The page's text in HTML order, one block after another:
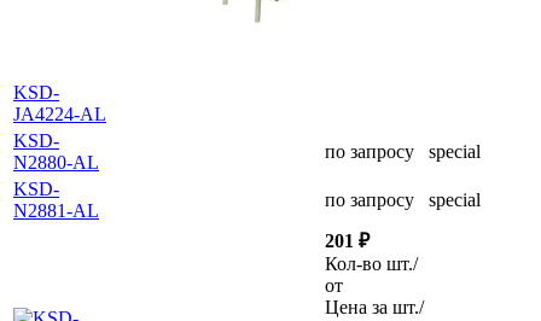
KSD-
JA4224-AL
KSD-
N2880-AL
по запросу
special
KSD-
N2881-AL
по запросу special
201 ₽
Кол-во шт./
от
Цена за шт./